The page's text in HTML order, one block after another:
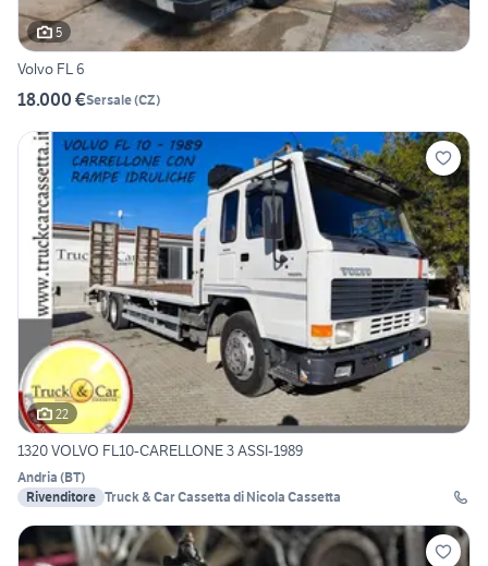
5
Volvo FL 6
18.000 €Sersale(CZ)
22
1320 VOLVO FL10-CARELLONE 3 ASSI-1989
Andria (BT)
Rivenditore Truck & Car Cassetta di Nicola Cassetta